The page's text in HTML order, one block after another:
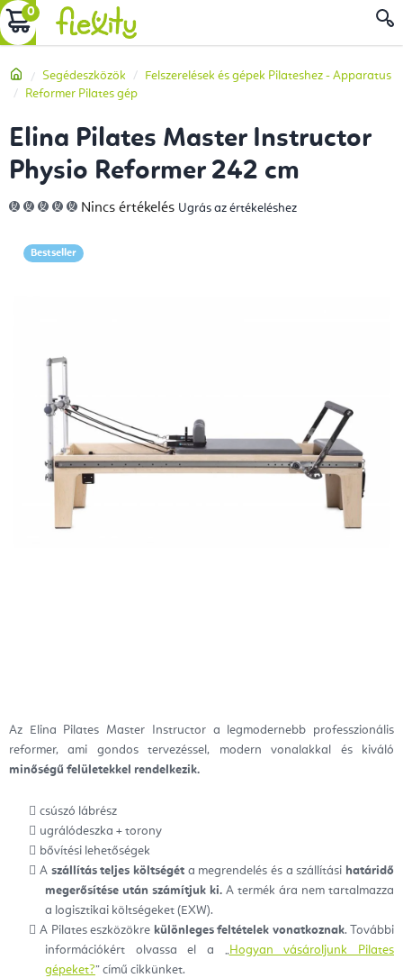
Ugrás
a
tartalomhoz
KOSÁR
Kezdőlap
Segédeszközök
Felszerelések és gépek Pilateshez - Apparatus
Reformer Pilates gép
Az Elina Pilates Master Instructor a legmodernebb professzionális
reformer, ami gondos tervezéssel, modern vonalakkal és kiváló
minőségű felületekkel rendelkezik.
csúszó lábrész
ugrálódeszka + torony
bővítési lehetőségek
A szállítás teljes költségét a megrendelés és a szállítási határidő
megerősítése után számítjuk ki. A termék ára nem tartalmazza
a logisztikai költségeket (EXW).
A Pilates eszközökre különleges feltételek vonatkoznak. További
információkért olvassa el a „Hogyan vásároljunk Pilates
gépeket?” című cikkünket.
Elina Pilates Master Instructor
Physio Reformer 242 cm
A
termék
5-
ből
Nincs értékelés Ugrás az értékeléshez
Bestseller